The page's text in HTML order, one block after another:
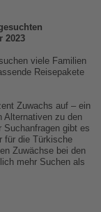
2023
viele Familien
Reisepakete
Zuwachs auf – ein
Alternativen zu den
gibt es
für die Türkische
Zuwächse bei den
mehr Suchen als